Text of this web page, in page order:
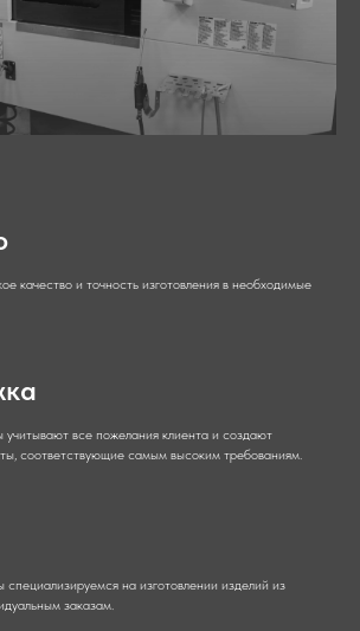
качество и точность изготовления в необходимые
все пожелания клиента и создают
соответствующие самым высоким требованиям.
на изготовлении изделий из
заказам.